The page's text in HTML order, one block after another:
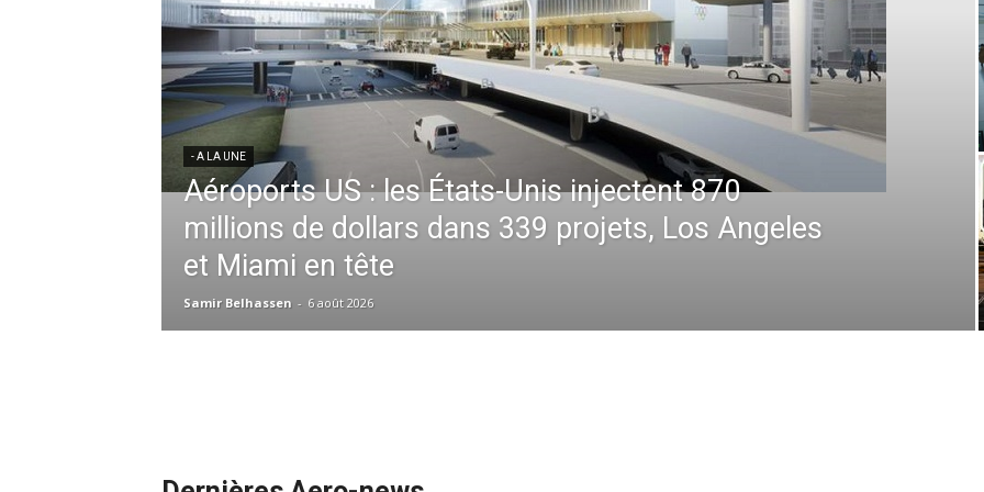
- A LA UNE
Météo aéronautique 2026 : De la prévision à
l’anticipation absolue, comment la technologie
redéfinit les opérations en plein ciel et au sol
Samir Belhassen - 24 juillet 2026